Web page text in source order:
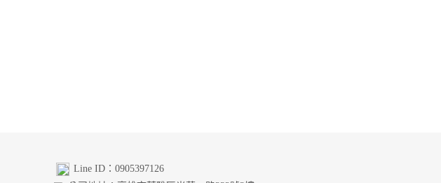
Line ID：0905397126